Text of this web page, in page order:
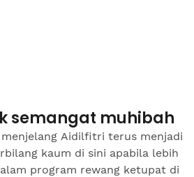
semangat muhibah
Aidilfitri terus menjadi
kaum di sini apabila lebih
program rewang ketupat di